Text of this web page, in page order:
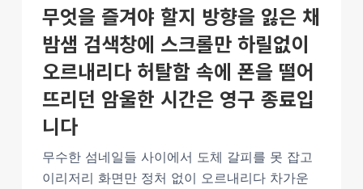
무엇을 즐겨야 할지 방향을 잃은 채
밤샘 검색창에 스크롤만 하릴없이
오르내리다 허탈함 속에 폰을 떨어
뜨리던 암울한 시간은 영구 종료입
니다
무수한 섬네일들 사이에서 도체 갈피를 못 잡고
이리저리 화면만 정처 없이 오르내리다 차가운